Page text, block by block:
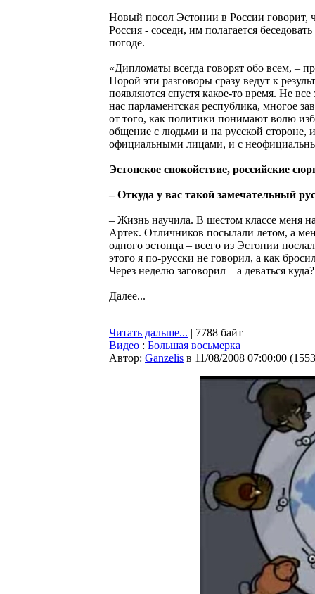
Новый посол Эстонии в России говорит,
Россия - соседи, им полагается
погоде.
«Дипломаты всегда говорят обо всем, –
Порой эти разговоры сразу ведут к
появляются спустя какое-то время. Не
нас парламентская республика, многое
от того, как политики понимают волю
общение с людьми и на русской стороне,
официальными лицами, и с
Эстонское спокойствие, российские
– Откуда у вас такой замечательный
– Жизнь научила. В шестом классе меня
Артек. Отличников посылали летом, а
одного эстонца – всего из Эстонии
этого я по-русски не говорил, а как
Через неделю заговорил – а деваться куда?
Далее...
Читать дальше... | 7788 байт
Видео : Большая восьмерка
Автор: Ganzelis в 11/08/2008 07:00:00 (